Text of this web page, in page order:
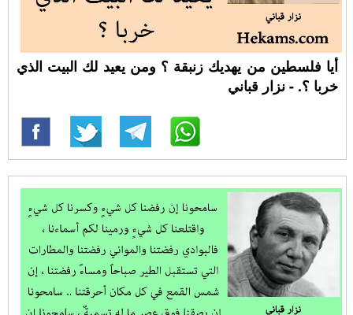
أيا فلسطين من يهديك زنبقة ؟ ومن يعيد لك البيت الذي
خربا ؟. - نزار قباني